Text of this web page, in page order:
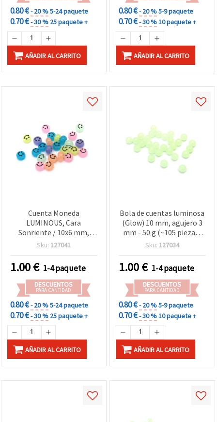
0.80 €- 20 %5-24 paquete
0.70 €- 30 % 25 paquete +
AÑADIR AL CARRITO
0.80 €- 20 %5-9 paquete
0.70 €- 30 %10 paquete +
AÑADIR AL CARRITO
Cuenta Moneda
LUMINOUS, Cara
Sonriente / 10x6 mm,
Agujero: 2 mm, MIX
Sku: 127041
1.00€ 1-4 paquete
DESCUENTOS
PARA CANTIDAD
0.80 €- 20 %5-24 paquete
0.70 €- 30 % 25 paquete +
AÑADIR AL CARRITO
Bola de cuentas luminosa
(Glow) 10 mm, agujero 3
mm - 50 g (~105 piezas)
para manualidades y
Sku: 127034
1.00€ 1-4 paquete
DESCUENTOS
PARA CANTIDAD
0.80 €- 20 %5-9 paquete
0.70 €- 30 %10 paquete +
AÑADIR AL CARRITO